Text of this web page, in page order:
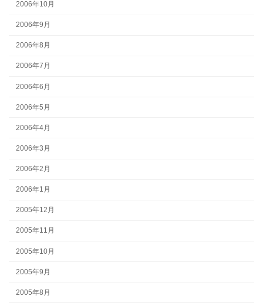
2006年10月
2006年9月
2006年8月
2006年7月
2006年6月
2006年5月
2006年4月
2006年3月
2006年2月
2006年1月
2005年12月
2005年11月
2005年10月
2005年9月
2005年8月